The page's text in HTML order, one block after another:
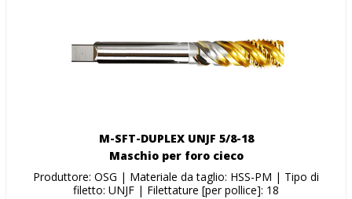
M-SFT-DUPLEX UNJF 5/8-18
Maschio per foro cieco
Produttore: OSG | Materiale da taglio: HSS-PM | Tipo di
filetto: UNJF | Filettature [per pollice]: 18